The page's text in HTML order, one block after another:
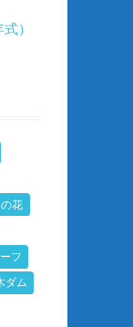
）
花
フ
ダム